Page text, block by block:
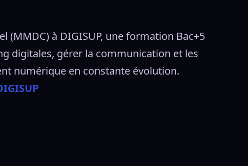
à DIGISUP, une formation Bac+5
digitales, gérer la communication et les
numérique en constante évolution.